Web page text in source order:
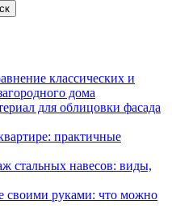
классических и
дома
для облицовки фасада
практичные
стальных навесов: виды,
своими руками: что можно